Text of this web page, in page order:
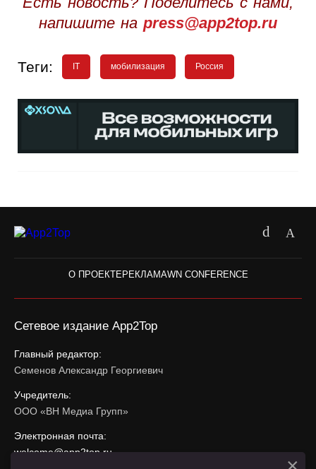
напишите на press@app2top.ru
Теги: IT мобилизация Россия
О ПРОЕКТЕРЕКЛАМАWN CONFERENCE
Сетевое издание App2Top
Главный редактор:
Семенов Александр Георгиевич
Учредитель:
ООО «ВН Медиа Групп»
Электронная почта:
welcome@app2top.ru